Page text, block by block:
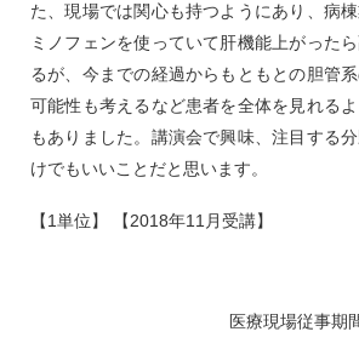
た、現場では関心も持つようにあり、病
ミノフェンを使っていて肝機能上がった
るが、今までの経過からもともとの胆管
可能性も考えるなど患者を全体を見れる
もありました。講演会で興味、注目する
けでもいいことだと思います。
【1単位】 【2018年11月受講】
医療現場従事期